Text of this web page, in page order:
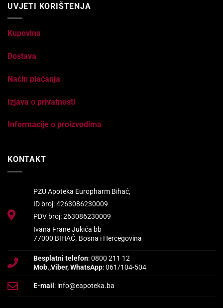
UVJETI KORIŠTENJA
Kupovina
Dostava
Način plaćanja
Izjava o privatnosti
Informacije o proizvodima
KONTAKT
PZU Apoteka Europharm Bihać,
ID broj: 4263086230009
PDV broj: 263086230009
Ivana Frane Jukića bb
77000 BIHAĆ. Bosna i Hercegovina
Besplatni telefon: 0800 211 12
Mob.,Viber, WhatsApp: 061/104-504
E-mail : info@eapoteka.ba